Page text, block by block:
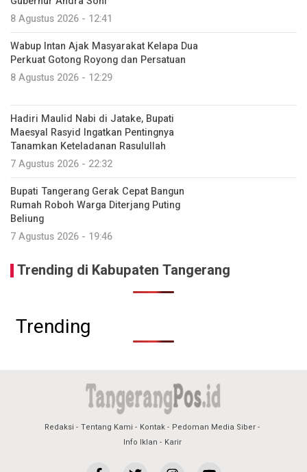
8 Agustus 2026 - 12:41
Wabup Intan Ajak Masyarakat Kelapa Dua
Perkuat Gotong Royong dan Persatuan
8 Agustus 2026 - 12:29
Hadiri Maulid Nabi di Jatake, Bupati
Maesyal Rasyid Ingatkan Pentingnya
Tanamkan Keteladanan Rasulullah
7 Agustus 2026 - 22:32
Bupati Tangerang Gerak Cepat Bangun
Rumah Roboh Warga Diterjang Puting
Beliung
7 Agustus 2026 - 19:46
Trending di Kabupaten Tangerang
Trending
Redaksi Tentang Kami Kontak
Pedoman Media Siber
Info Iklan
Karir